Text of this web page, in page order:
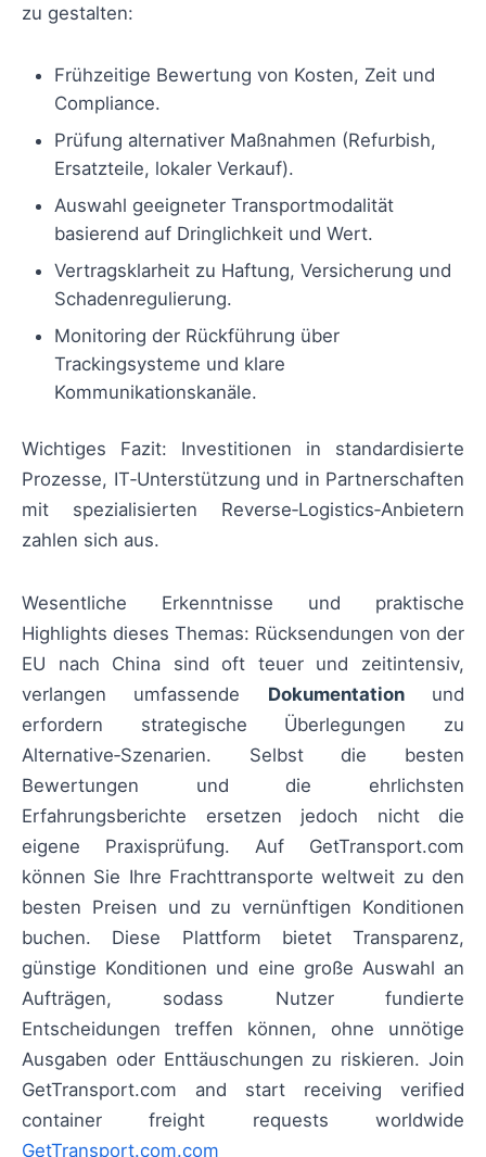
zu gestalten:
Frühzeitige Bewertung von Kosten, Zeit und
Compliance.
Prüfung alternativer Maßnahmen (Refurbish,
Ersatzteile, lokaler Verkauf).
Auswahl geeigneter Transportmodalität
basierend auf Dringlichkeit und Wert.
Vertragsklarheit zu Haftung, Versicherung und
Schadenregulierung.
Monitoring der Rückführung über
Trackingsysteme und klare
Kommunikationskanäle.
Wichtiges Fazit: Investitionen in standardisierte
Prozesse, IT‑Unterstützung und in Partnerschaften
mit spezialisierten Reverse‑Logistics‑Anbietern
zahlen sich aus.
Wesentliche Erkenntnisse und praktische
Highlights dieses Themas: Rücksendungen von der
EU nach China sind oft teuer und zeitintensiv,
verlangen umfassende Dokumentationund
erfordern strategische Überlegungen zu
Alternative‑Szenarien. Selbst die besten
Bewertungen und die ehrlichsten
Erfahrungsberichte ersetzen jedoch nicht die
eigene Praxisprüfung. Auf GetTransport.com
können Sie Ihre Frachttransporte weltweit zu den
besten Preisen und zu vernünftigen Konditionen
buchen. Diese Plattform bietet Transparenz,
günstige Konditionen und eine große Auswahl an
Aufträgen, sodass Nutzer fundierte
Entscheidungen treffen können, ohne unnötige
Ausgaben oder Enttäuschungen zu riskieren. Join
GetTransport.com and start receiving verified
container freight requests worldwide
GetTransport.com.com